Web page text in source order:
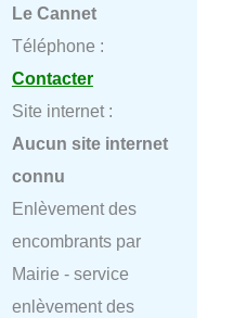
Le Cannet
Téléphone :
Contacter
Site internet :
Aucun site internet
connu
Enlèvement des
encombrants par
Mairie - service
enlèvement des